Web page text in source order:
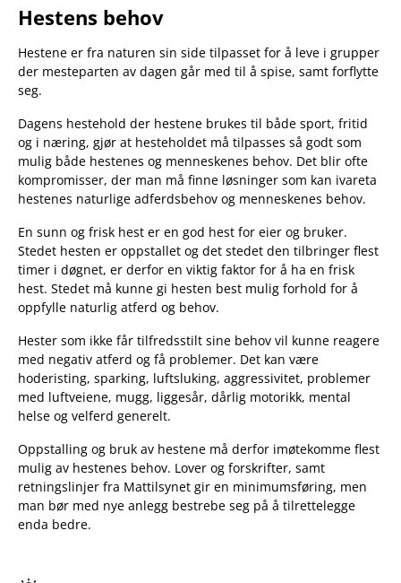
Hestens behov
Hestene er fra naturen sin side tilpasset for å leve i grupper
der mesteparten av dagen går med til å spise, samt forflytte
seg.
Dagens hestehold der hestene brukes til både sport, fritid
og i næring, gjør at hesteholdet må tilpasses så godt som
mulig både hestenes og menneskenes behov. Det blir ofte
kompromisser, der man må finne løsninger som kan ivareta
hestenes naturlige adferdsbehov og menneskenes behov.
En sunn og frisk hest er en god hest for eier og bruker.
Stedet hesten er oppstallet og det stedet den tilbringer flest
timer i døgnet, er derfor en viktig faktor for å ha en frisk
hest. Stedet må kunne gi hesten best mulig forhold for å
oppfylle naturlig atferd og behov.
Hester som ikke får tilfredsstilt sine behov vil kunne reagere
med negativ atferd og få problemer. Det kan være
hoderisting, sparking, luftsluking, aggressivitet, problemer
med luftveiene, mugg, liggesår, dårlig motorikk, mental
helse og velferd generelt.
Oppstalling og bruk av hestene må derfor imøtekomme flest
mulig av hestenes behov. Lover og forskrifter, samt
retningslinjer fra Mattilsynet gir en minimumsføring, men
man bør med nye anlegg bestrebe seg på å tilrettelegge
enda bedre.